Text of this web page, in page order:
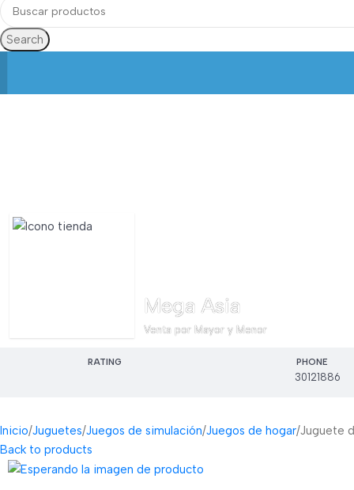
Search
Mega Asia
Venta por Mayor y Menor
RATING PHONE
30121886
Inicio Juguetes Juegos de simulación Juegos de hogar Juguete
Back to products